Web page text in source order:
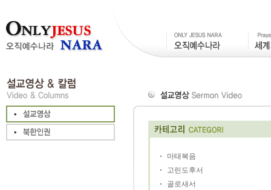
마태복음
고린도후서
골로새서